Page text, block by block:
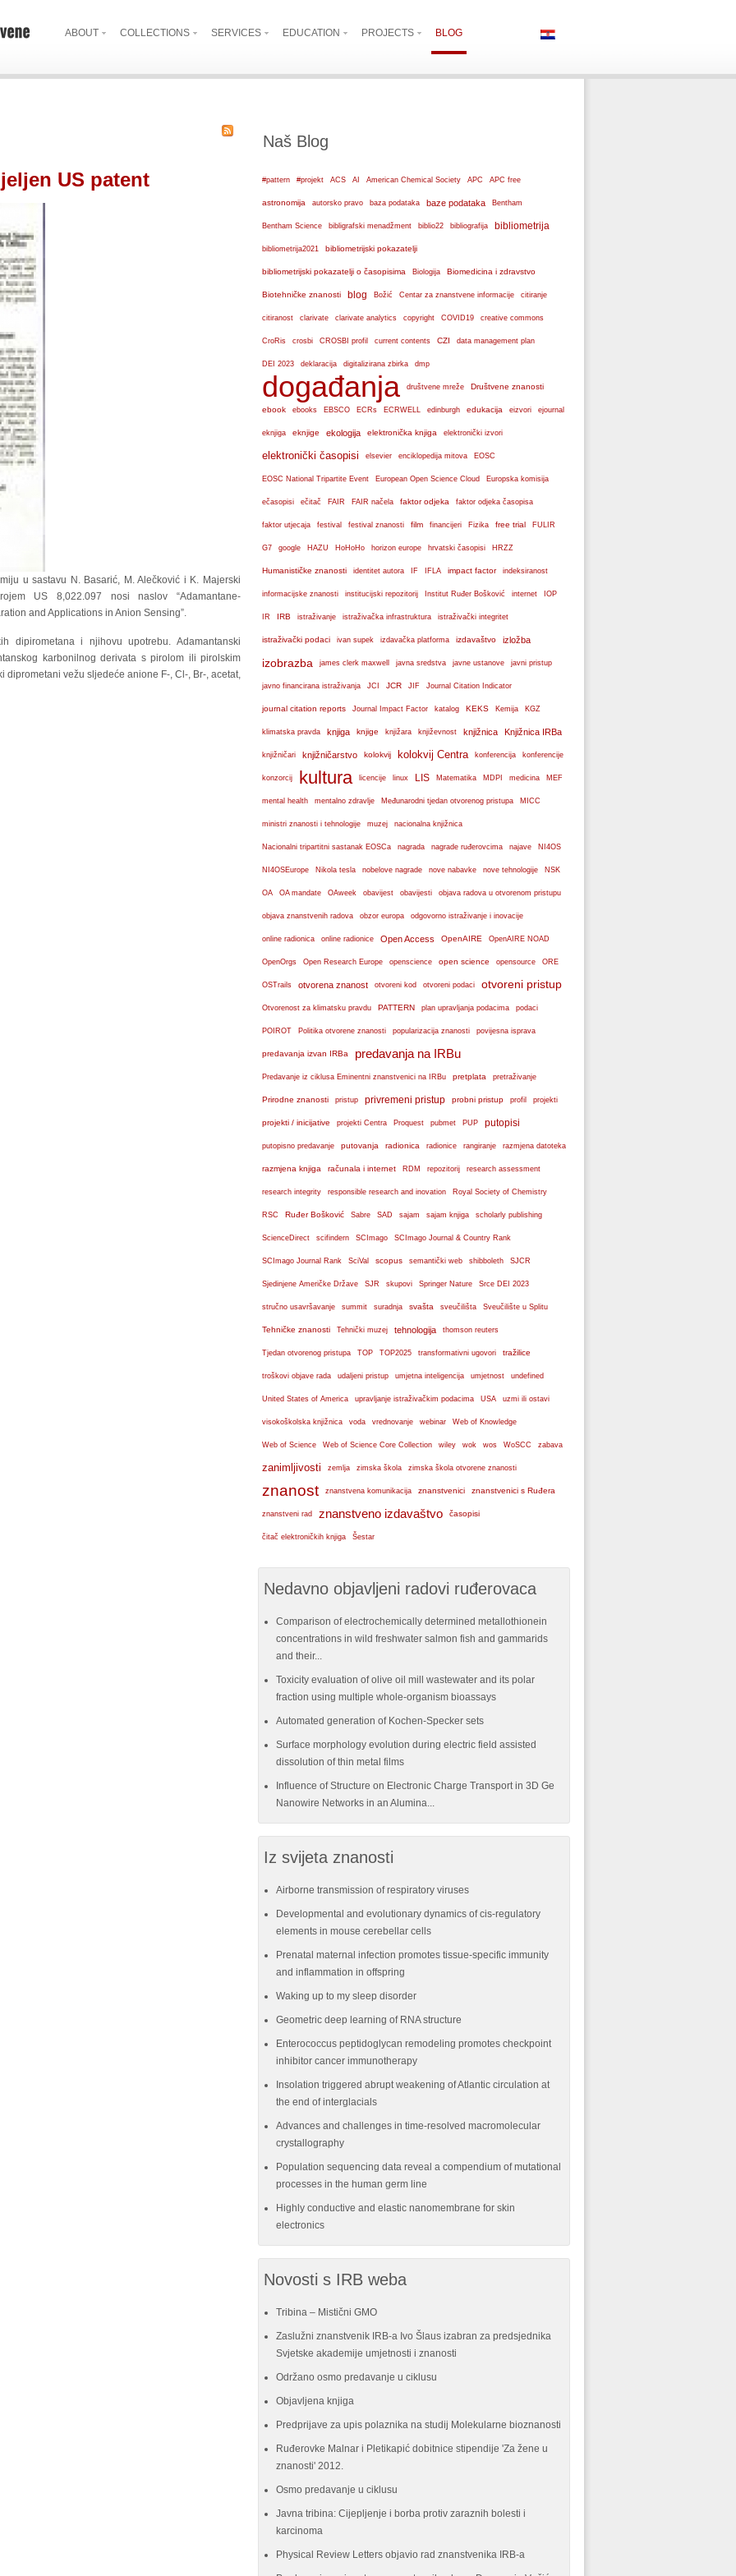
ABOUT COLLECTIONS SERVICES EDUCATION PROJECTS BLOG
US patent
u sastavu N. Basarić, M. Alečković i K. Majerski
US 8,022.097 nosi naslov “Adamantane-
and Applications in Anion Sensing”.
dipirometana i njihovu upotrebu. Adamantanski
karbonilnog derivata s pirolom ili pirolskim
diprometani vežu sljedeće anione F-, Cl-, Br-, acetat,
Naš Blog
#pattern #projekt ACS AI American Chemical Society APC APC free
astronomija autorsko pravo baza podataka baze podataka Bentham
Bentham Science bibligrafski menadžment biblio22 bibliografija bibliometrija
bibliometrija2021 bibliometrijski pokazatelji
bibliometrijski pokazatelji o časopisima Biologija Biomedicina i zdravstvo
Biotehničke znanosti blog Božić Centar za znanstvene informacije citiranje
citiranost clarivate clarivate analytics copyright COVID19 creative commons
CroRis crosbi CROSBI profil current contents CZI data management plan
DEI 2023 deklaracija digitalizirana zbirka dmp
događanja društvene mreže Društvene znanosti
ebook ebooks EBSCO ECRs ECRWELL edinburgh edukacija eizvori ejournal
eknjiga eknjige ekologija elektronička knjiga elektronički izvori
elektronički časopisi elsevier enciklopedija mitova EOSC
EOSC National Tripartite Event European Open Science Cloud Europska komisija
ečasopisi ečitač FAIR FAIR načela faktor odjeka faktor odjeka časopisa
faktor utjecaja festival festival znanosti film financijeri Fizika free trial FULIR
G7 google HAZU HoHoHo horizon europe hrvatski časopisi HRZZ
Humanističke znanosti identitet autora IF IFLA impact factor indeksiranost
informacijske znanosti institucijski repozitorij Institut Ruđer Bošković internet IOP
IR IRB istraživanje istraživačka infrastruktura istraživački integritet
istraživački podaci ivan supek izdavačka platforma izdavaštvo izložba
izobrazba james clerk maxwell javna sredstva javne ustanove javni pristup
javno financirana istraživanja JCI JCR JIF Journal Citation Indicator
journal citation reports Journal Impact Factor katalog KEKS Kemija KGZ
klimatska pravda knjiga knjige knjižara književnost knjižnica Knjižnica IRBa
knjižničari knjižničarstvo kolokvij kolokvij Centra konferencija konferencije
konzorcij kultura licencije linux LIS Matematika MDPI medicina MEF
mental health mentalno zdravlje Međunarodni tjedan otvorenog pristupa MICC
ministri znanosti i tehnologije muzej nacionalna knjižnica
Nacionalni tripartitni sastanak EOSCa nagrada nagrade ruđerovcima najave NI4OS
NI4OSEurope Nikola tesla nobelove nagrade nove nabavke nove tehnologije NSK
OA OA mandate OAweek obavijest obavijesti objava radova u otvorenom pristupu
objava znanstvenih radova obzor europa odgovorno istraživanje i inovacije
online radionica online radionice Open Access OpenAIRE OpenAIRE NOAD
OpenOrgs Open Research Europe openscience open science opensource ORE
OSTrails otvorena znanost otvoreni kod otvoreni podaci otvoreni pristup
Otvorenost za klimatsku pravdu PATTERN plan upravljanja podacima podaci
POIROT Politika otvorene znanosti popularizacija znanosti povijesna isprava
predavanja izvan IRBa predavanja na IRBu
Predavanje iz ciklusa Eminentni znanstvenici na IRBu pretplata pretraživanje
Prirodne znanosti pristup privremeni pristup probni pristup profil projekti
projekti / inicijative projekti Centra Proquest pubmet PUP putopisi
putopisno predavanje putovanja radionica radionice rangiranje razmjena datoteka
razmjena knjiga računala i internet RDM repozitorij research assessment
research integrity responsible research and inovation Royal Society of Chemistry
RSC Ruđer Bošković Sabre SAD sajam sajam knjiga scholarly publishing
ScienceDirect scifindern SCImago SCImago Journal & Country Rank
SCImago Journal Rank SciVal scopus semantički web shibboleth SJCR
Sjedinjene Američke Države SJR skupovi Springer Nature Srce DEI 2023
stručno usavršavanje summit suradnja svašta sveučilišta Sveučilište u Splitu
Tehničke znanosti Tehnički muzej tehnologija thomson reuters
Tjedan otvorenog pristupa TOP TOP2025 transformativni ugovori tražilice
troškovi objave rada udaljeni pristup umjetna inteligencija umjetnost undefined
United States of America upravljanje istraživačkim podacima USA uzmi ili ostavi
visokoškolska knjižnica voda vrednovanje webinar Web of Knowledge
Web of Science Web of Science Core Collection wiley wok wos WoSCC zabava
zanimljivosti zemlja zimska škola zimska škola otvorene znanosti
znanost znanstvena komunikacija znanstvenici znanstvenici s Ruđera
znanstveni rad znanstveno izdavaštvo časopisi
čitač elektroničkih knjiga Šestar
Nedavno objavljeni radovi ruđerovaca
Comparison of electrochemically determined metallothionein
concentrations in wild freshwater salmon fish and gammarids
and their...
Toxicity evaluation of olive oil mill wastewater and its polar
fraction using multiple whole-organism bioassays
Automated generation of Kochen-Specker sets
Surface morphology evolution during electric field assisted
dissolution of thin metal films
Influence of Structure on Electronic Charge Transport in 3D Ge
Nanowire Networks in an Alumina...
Iz svijeta znanosti
Airborne transmission of respiratory viruses
Developmental and evolutionary dynamics of cis-regulatory
elements in mouse cerebellar cells
Prenatal maternal infection promotes tissue-specific immunity
and inflammation in offspring
Waking up to my sleep disorder
Geometric deep learning of RNA structure
Enterococcus peptidoglycan remodeling promotes checkpoint
inhibitor cancer immunotherapy
Insolation triggered abrupt weakening of Atlantic circulation at
the end of interglacials
Advances and challenges in time-resolved macromolecular
crystallography
Population sequencing data reveal a compendium of mutational
processes in the human germ line
Highly conductive and elastic nanomembrane for skin
electronics
Novosti s IRB weba
Tribina – Mistični GMO
Zaslužni znanstvenik IRB-a Ivo Šlaus izabran za predsjednika
Svjetske akademije umjetnosti i znanosti
Održano osmo predavanje u ciklusu
Objavljena knjiga
Predprijave za upis polaznika na studij Molekularne bioznanosti
Ruđerovke Malnar i Pletikapić dobitnice stipendije 'Za žene u
znanosti' 2012.
Osmo predavanje u ciklusu
Javna tribina: Cijepljenje i borba protiv zaraznih bolesti i
karcinoma
Physical Review Letters objavio rad znanstvenika IRB-a